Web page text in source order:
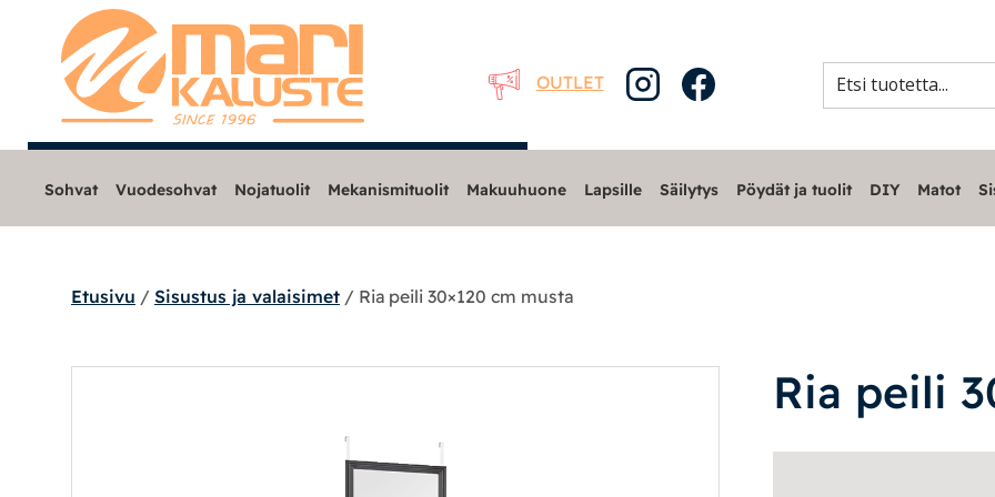
OUTLET
Sohvat
Nojatuolit
Sohvat Vuodesohvat Nojatuolit Mekanismituolit Makuuhuone Lapsille Säilytys Pöydät ja tuolit DIY Matot
Etusivu / Sisustus ja valaisimet / Ria peili 30×120 cm musta
Ria peili